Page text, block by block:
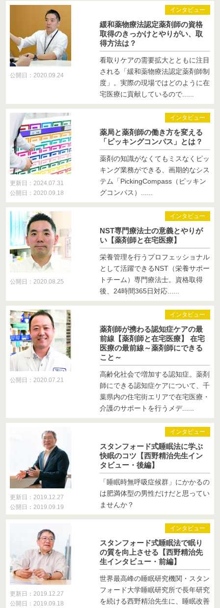
公開日：2020.09.24
インタビュー
緩和薬物療法認定薬剤師の資格
取得のきっかけとやりがい、取
得方法は？
看取りケアの需要拡大とともに注目
される「緩和薬物療法認定薬剤師制
度」。実際の現場ではどのように在
宅医療に貢献しているので......
更新日：2024.07.31
公開日：2020.09.18
インタビュー
薬局と薬剤師の働き方を変える
「ピッキングコンパス」とは？
薬剤の知識がなくてもミスなくピッ
キング業務ができる、画期的なシス
テム「PickingCompass（ピッキン
グコンパス）......
公開日：2020.08.25
インタビュー
NST専門療法士の意義とやりが
い【薬剤師と在宅医療】
栄養管理を行うプロフェッショナル
として活躍できるNST（栄養サポー
トチーム）専門療法士。資格取得
後、24時間365日対応......
公開日：2020.07.21
インタビュー
薬剤師が携わる認知症ケアの最
前線【薬剤師と在宅医療】 在宅
医療の最前線～薬剤師にできる
こと～
高齢化社会で増加する認知症。薬剤
師にできる認知症ケアについて、千
葉県内の住宅街エリアで在宅医療・
介護のサポートを行うメデ......
更新日：2019.12.27
公開日：2019.09.19
インタビュー
スタンフォード式睡眠法に学ぶ
快眠のコツ【西野精治先生イン
タビュー・後編】
「睡眠時無呼吸症候群」にかかるの
は肥満体型の男性だけだと思ってい
ませんか？
更新日：2019.12.27
公開日：2019.09.18
インタビュー
スタンフォード式睡眠法で眠り
の質を向上させる【西野精治先
生インタビュー・前編】
世界最高峰の睡眠研究機関・スタン
フォード大学睡眠研究所で長年研究
を続ける西野精治先生に、睡眠改善